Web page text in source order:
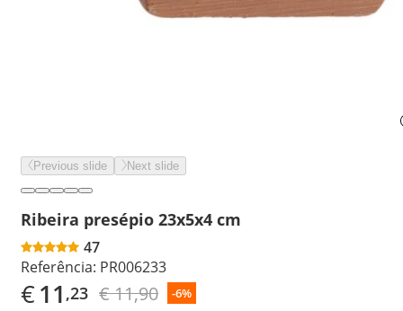
Previous slide Next slide
Ribeira presépio 23x5x4 cm
47
Referência: PR006233
€11 ,23 € 11,90 -6%